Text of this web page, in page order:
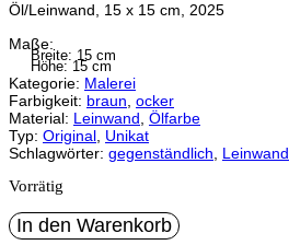
Öl/Leinwand, 15 x 15 cm, 2025
Maße:
Breite: 15 cm
Höhe: 15 cm
Kategorie: Malerei
Farbigkeit: braun ocker
Material: Leinwand Ölfarbe
Typ: Original Unikat
Schlagwörter: gegenständlich Leinwand
Vorrätig
Tüte
Menge
In den Warenkorb